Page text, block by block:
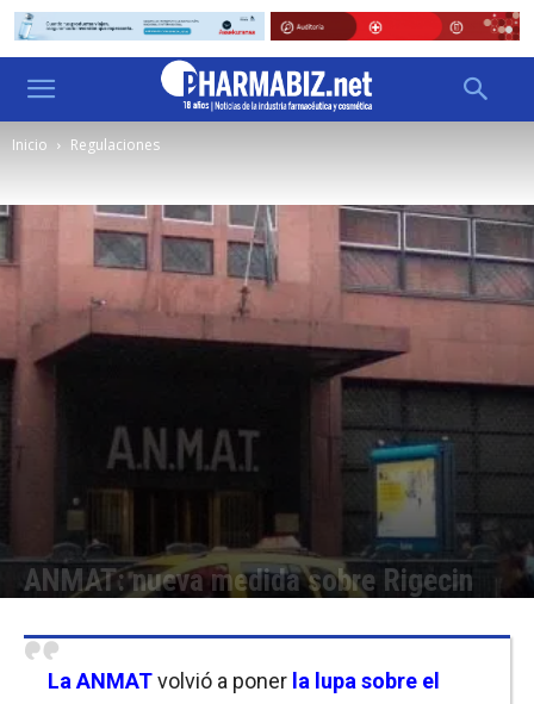
Inicio Regulaciones
ANMAT: nueva medida sobre Rigecin
La ANMATvolvió a poner la lupa sobre el